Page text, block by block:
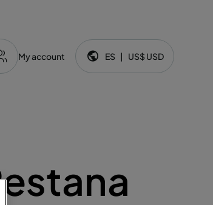
My account Idioma y moneda:
ES | US$ USD